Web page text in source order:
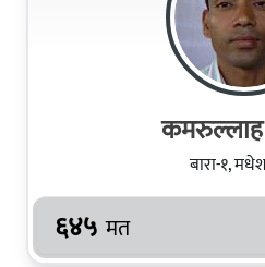
कमरुल्लाह
बारा-१,
६४५ मत